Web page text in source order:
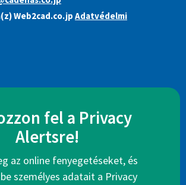
Web2cad.co.jp Adatvédelmi
fel a Privacy
Alertsre!
az online fenyegetéseket, és
személyes adatait a Privacy